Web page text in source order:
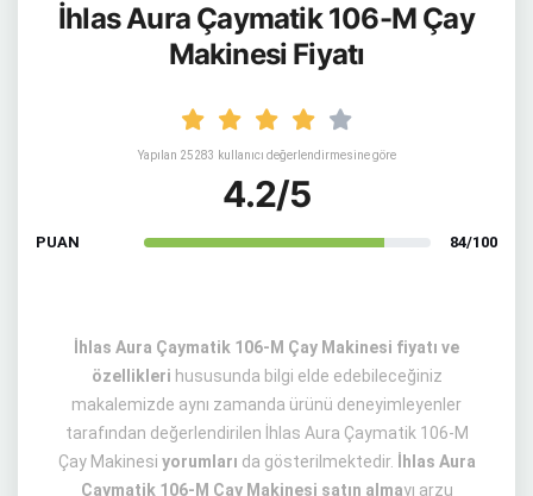
İhlas Aura Çaymatik 106-M Çay
Makinesi Fiyatı
Yapılan 25283 kullanıcı değerlendirmesine göre
4.2/5
PUAN 84/100
İhlas Aura Çaymatik 106-M Çay Makinesi fiyatı ve
özellikleri hususunda bilgi elde edebileceğiniz
makalemizde aynı zamanda ürünü deneyimleyenler
tarafından değerlendirilen İhlas Aura Çaymatik 106-M
Çay Makinesi yorumları da gösterilmektedir.
İhlas Aura
Çaymatik 106-M Çay Makinesi satın almayı arzu